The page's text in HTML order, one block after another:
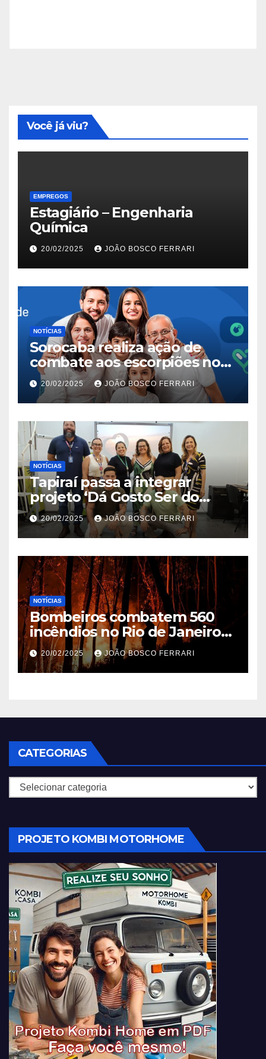
Você já viu?
EMPREGOS
Estagiário – Engenharia
Química
20/02/2025 JOÃO BOSCO FERRARI
NOTÍCIAS
Sorocaba realiza ação de
combate aos escorpiões no
Jardim São Carlos
20/02/2025 JOÃO BOSCO FERRARI
NOTÍCIAS
Tapiraí passa a integrar
projeto ‘Dá Gosto Ser do
Ribeira’ | ASN São Paulo
20/02/2025 JOÃO BOSCO FERRARI
NOTÍCIAS
Bombeiros combatem 560
incêndios no Rio de Janeiro
em 2025
20/02/2025 JOÃO BOSCO FERRARI
CATEGORIAS
Categorias
PROJETO KOMBI MOTORHOME